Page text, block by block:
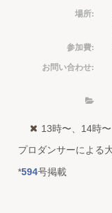
場所:
参加費:
お問い合わせ:
13時〜、14時〜
プロダンサーによる
*594号掲載